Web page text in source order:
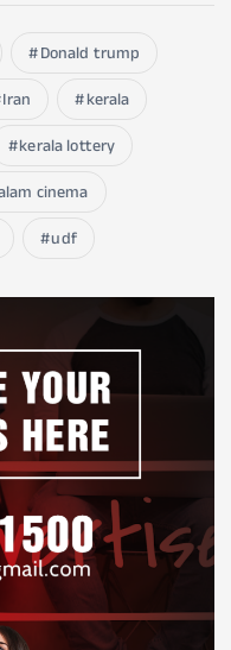
Donald trump
Iran
kerala
kerala lottery
cinema
udf